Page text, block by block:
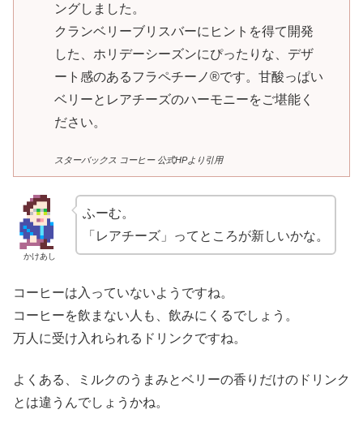
ングしました。
クランベリーブリスバーにヒントを得て開発
した、ホリデーシーズンにぴったりな、デザ
ート感のあるフラペチーノ®です。甘酸っぱい
ベリーとレアチーズのハーモニーをご堪能く
ださい。
スターバックス コーヒー 公式HPより引用
かけあし
ふーむ。
「レアチーズ」ってところが新しいかな。
コーヒーは入っていないようですね。
コーヒーを飲まない人も、飲みにくるでしょう。
万人に受け入れられるドリンクですね。
よくある、ミルクのうまみとベリーの香りだけのドリンク
とは違うんでしょうかね。